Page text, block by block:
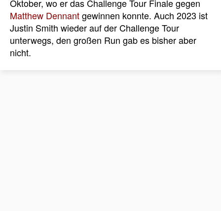
Oktober, wo er das Challenge Tour Finale gegen
Matthew Dennantgewinnen konnte. Auch 2023 ist
Justin Smith wieder auf der Challenge Tour
unterwegs, den großen Run gab es bisher aber
nicht.